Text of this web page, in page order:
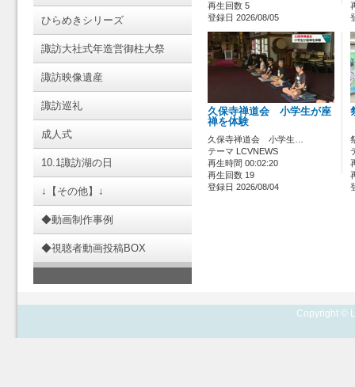
ひらめきシリーズ
諏訪大社式年造営御柱大祭
諏訪映像遺産
諏訪巡礼
成人式
10.1諏訪湖の日
↓【その他】↓
◆動画制作事例
◆視聴者動画投稿BOX
再生回数 5
登録日 2026/08/05
久保寺禅道会 小学生が座
禅を体験
久保寺禅道会 小学生…
テーマ LCVNEWS
再生時間 00:02:20
再生回数 19
登録日 2026/08/04
Copyright ©